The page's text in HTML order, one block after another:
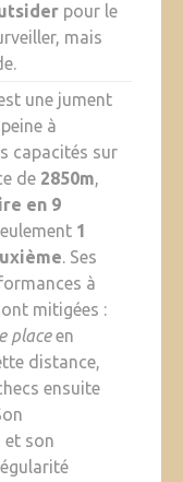
pour le
mais
une jument
à
capacités sur
de 2850m,
en 9
1
. Ses
à
mitigées :
placeen
distance,
ensuite
et son